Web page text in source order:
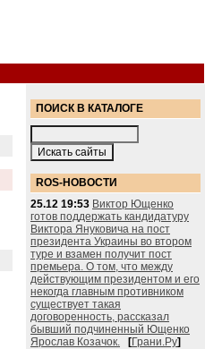
ПОИСК В КАТАЛОГЕ
ROS-НОВОСТИ
25.12 19:53 Виктор Ющенко
готов поддержать кандидатуру
Виктора Януковича на пост
президента Украины во втором
туре и взамен получит пост
премьера. О том, что между
действующим президентом и его
некогда главным противником
существует такая
договоренность, рассказал
бывший подчиненный Ющенко
Ярослав Козачок.
[Грани.Ру]